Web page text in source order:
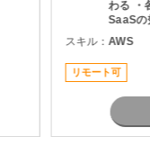
わる ・
SaaSの
リング
る対策
ーバの
当
スキル：AWS
リモート可